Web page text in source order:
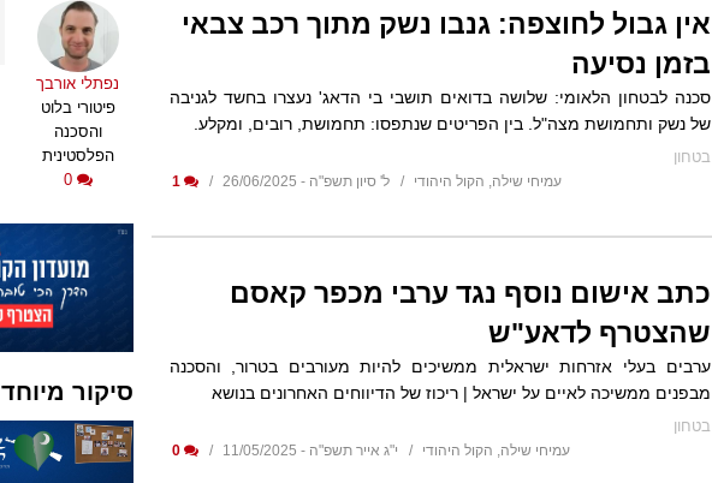
אין גבול לחוצפה: גנבו נשק מתוך רכב צבאי
בזמן נסיעה
סכנה לבטחון הלאומי: שלושה בדואים תושבי בי הדאג' נעצרו בחשד לגניבה
של נשק ותחמושת מצה"ל. בין הפריטים שנתפסו: תחמושת, רובים, ומקלע.
בטחון
עמיחי שילה, הקול היהודי ל' סיון תשפ"ה - 26/06/2025 1
כתב אישום נוסף נגד ערבי מכפר קאסם
שהצטרף לדאע"ש
ערבים בעלי אזרחות ישראלית ממשיכים להיות מעורבים בטרור, והסכנה
מבפנים ממשיכה לאיים על ישראל | ריכוז של הדיווחים האחרונים בנושא
בטחון
עמיחי שילה, הקול היהודי י"ג אייר תשפ"ה - 11/05/2025 0
נפתלי אורבך
פיטורי בלוט
והסכנה
הפלסטינית
0
סיקור מיוחד